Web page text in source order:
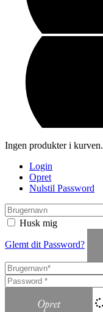
Ingen produkter i kurven.
Login
Opret
Nulstil Password
Husk mig
Glemt dit Password?
Opret